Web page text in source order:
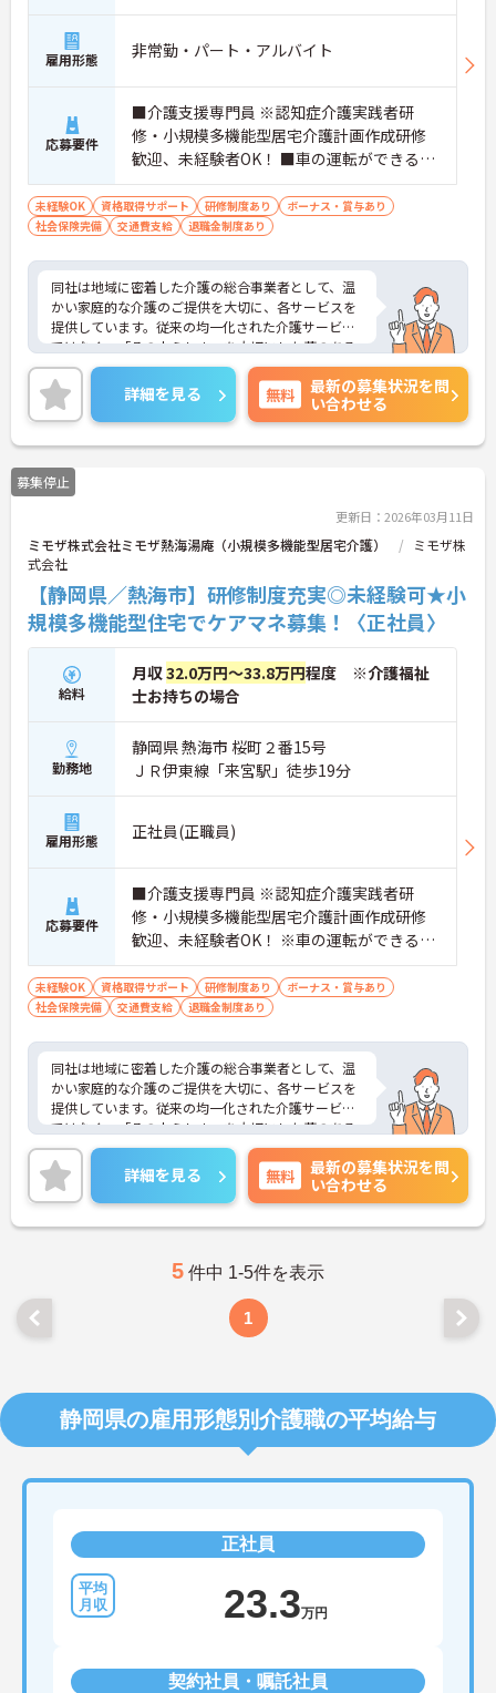
雇用形態 非常勤・パート・アルバイト
応募要件
■介護支援専門員 ※認知症介護実践者研
修・小規模多機能型居宅介護計画作成研修
歓迎、未経験者OK！ ■車の運転ができる方
歓迎
未経験OK 資格取得サポート 研修制度あり
ボーナス・賞与あり
社会保険完備
交通費支給 退職金制度あり
同社は地域に密着した介護の総合事業者として、温
かい家庭的な介護のご提供を大切に、各サービスを
提供しています。従来の均一化された介護サービス
ではなく、「その人らしさ」を大切にした夢のある
暮らしを楽しんでいただくため、音楽療法士による
ミモザ楽団コンサート、「生涯現役塾」や「“奏”快
体操」といったオリジナルプログラム、ドイツ式リ
ハビリ機器やヒューマノイドロボットの導入等、
様々な取り組みも行っています。
詳細を見る 無料
最新の募集状況を問
い合わせる
募集停止
更新日：2026年03月11日
ミモザ株式会社ミモザ熱海湯庵（小規模多機能型居宅介護）
ミモザ株
式会社
【静岡県／熱海市】研修制度充実◎未経験可★小
規模多機能型住宅でケアマネ募集！〈正社員〉
給料
月収32.0万円～33.8万円程度 ※介護福祉
士お持ちの場合
勤務地
静岡県 熱海市 桜町２番15号
ＪＲ伊東線「来宮駅」徒歩19分
雇用形態 正社員(正職員)
応募要件
■介護支援専門員 ※認知症介護実践者研
修・小規模多機能型居宅介護計画作成研修
歓迎、未経験者OK！ ※車の運転ができる方
歓迎
未経験OK 資格取得サポート 研修制度あり
ボーナス・賞与あり
社会保険完備
交通費支給 退職金制度あり
同社は地域に密着した介護の総合事業者として、温
かい家庭的な介護のご提供を大切に、各サービスを
提供しています。従来の均一化された介護サービス
ではなく、「その人らしさ」を大切にした夢のある
暮らしを楽しんでいただくため、音楽療法士による
ミモザ楽団コンサート、「生涯現役塾」や「“奏”快
体操」といったオリジナルプログラム、ドイツ式リ
ハビリ機器やヒューマノイドロボットの導入等、
様々な取り組みも行っています。
詳細を見る 無料
最新の募集状況を問
い合わせる
5 件中 1-5件を表示
1
静岡県の雇用形態別介護職の平均給与
正社員
23.3万円
契約社員・嘱託社員